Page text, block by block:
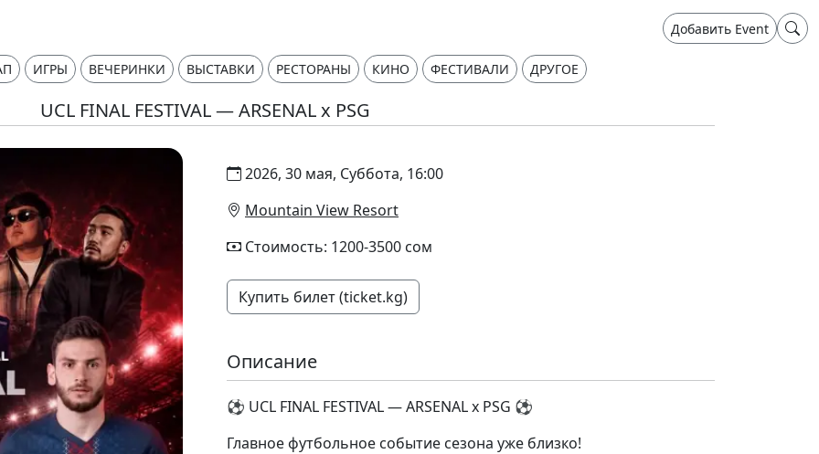
Добавить Event
ИГРЫ ВЕЧЕРИНКИ ВЫСТАВКИ РЕСТОРАНЫ КИНО ФЕСТИВАЛИ ДРУГОЕ
UCL FINAL FESTIVAL — ARSENAL x PSG
2026, 30 мая, Суббота, 16:00
Mountain View Resort
Стоимость: 1200-3500 сом
Купить билет (ticket.kg)
Описание
⚽ UCL FINAL FESTIVAL — ARSENAL x PSG ⚽
Главное футбольное событие сезона уже близко!